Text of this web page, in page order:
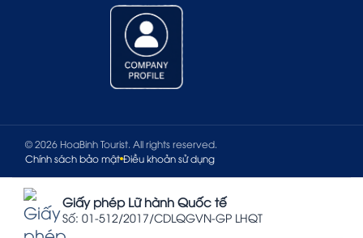
© 2026 HoaBinh Tourist. All rights reserved.
Chính sách bảo mật Điều khoản sử dụng
Giấy phép Lữ hành Quốc tế
Số: 01-512/2017/CDLQGVN-GP LHQT